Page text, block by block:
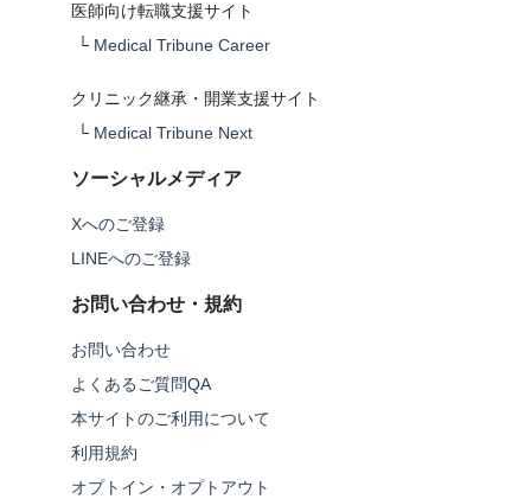
医師向け転職支援サイト
└ Medical Tribune Career
クリニック継承・開業支援サイト
└ Medical Tribune Next
ソーシャルメディア
Xへのご登録
LINEへのご登録
お問い合わせ・規約
お問い合わせ
よくあるご質問QA
本サイトのご利用について
利用規約
オプトイン・オプトアウト